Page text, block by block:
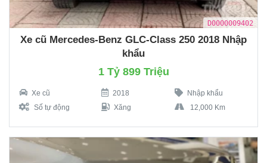
D0000009402
Xe cũ Mercedes-Benz GLC-Class 250 2018 Nhập
khẩu
1 Tỷ 899 Triệu
Xe cũ 2018
Nhập khẩu
Số tự động
Xăng 12,000 Km